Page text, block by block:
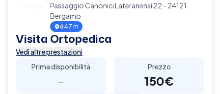
Passaggio Canonici Lateranensi 22 - 24121
Bergamo
647 m
Visita Ortopedica
Vedi altre prestazioni
Prima disponibilità
-
Prezzo
150€